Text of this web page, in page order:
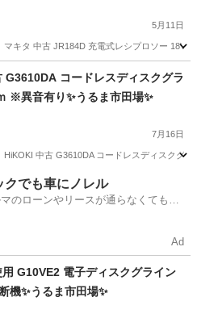
5月11日
キタ 中古 JR184D 充電式レシプロソー 18V
シプロソー
G3610DA コードレスディスクグラ
※異音有り✨うるま市田場✨
7月16日
中古 G3610DA コードレスディスクグ
音クでも車にノレル
のローンやリースが通らなくてもク
Ad
G10VE2 電子ディスクグライン
機✨うるま市田場✨